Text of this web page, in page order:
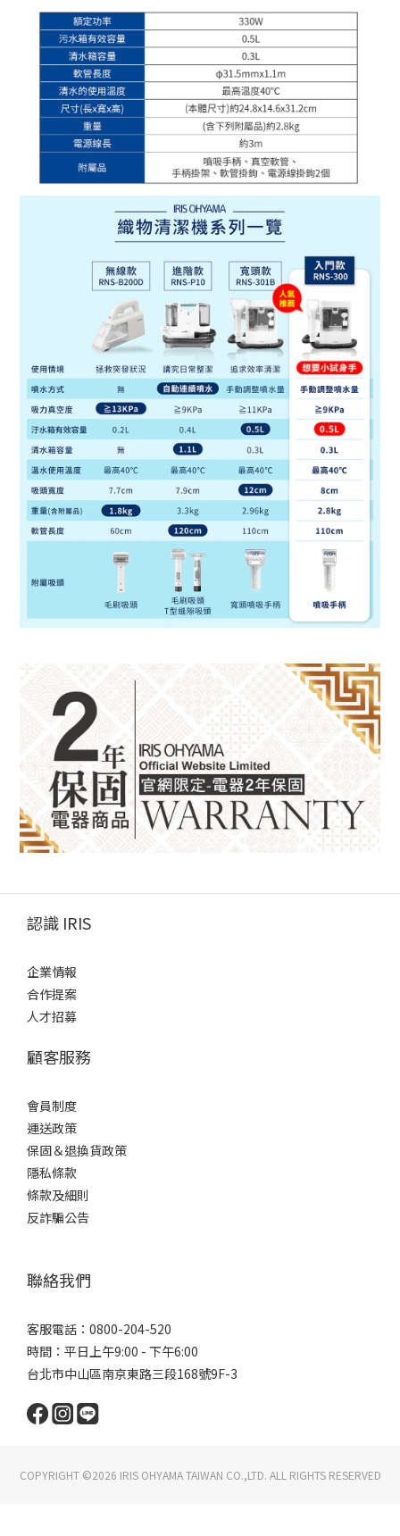
認識 IRIS
企業情報
合作提案
人才招募
顧客服務
會員制度
運送政策
保固＆退換貨政策
隱私條款
條款及細則
反詐騙公告
聯絡我們
客服電話：0800-204-520
時間：平日上午9:00 - 下午6:00
台北市中山區南京東路三段168號9F-3
COPYRIGHT ©2026 IRIS OHYAMA TAIWAN CO.,LTD. ALL RIGHTS RESERVED